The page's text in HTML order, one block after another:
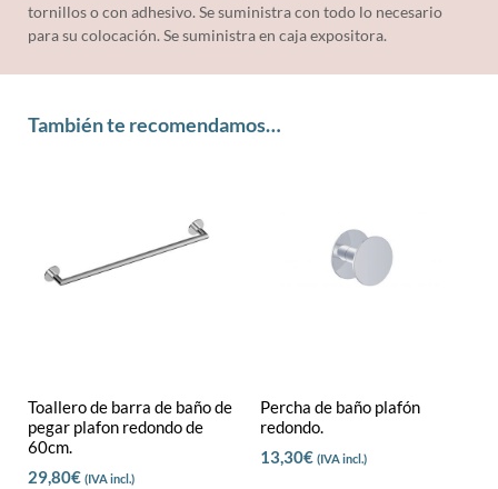
tornillos o con adhesivo. Se suministra con todo lo necesario
para su colocación. Se suministra en caja expositora.
También te recomendamos…
Toallero de barra de baño de
pegar plafon redondo de
60cm.
29,80€ (IVA incl.)
Percha de baño plafón
redondo.
13,30€ (IVA incl.)